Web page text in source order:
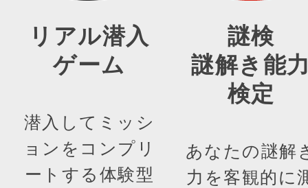
リアル潜入
ゲーム
潜入してミッシ
ョンをコンプリ
ートする体験型
謎検
謎解き能
検定
あなたの謎解
力を客観的に